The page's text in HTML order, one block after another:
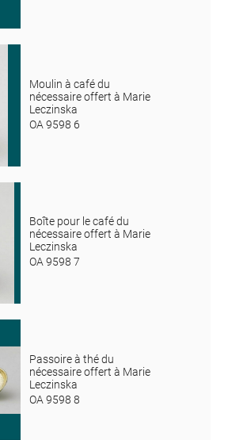
Moulin à café du
nécessaire offert à Marie
Leczinska
OA 9598 6
Boîte pour le café du
nécessaire offert à Marie
Leczinska
OA 9598 7
Passoire à thé du
nécessaire offert à Marie
Leczinska
OA 9598 8